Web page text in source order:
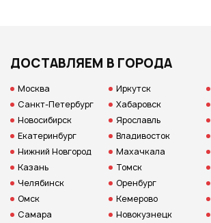
ДОСТАВЛЯЕМ В ГОРОДА
Москва
Санкт-Петербург
Новосибирск
Екатеринбург
Нижний Новгород
Казань
Челябинск
Омск
Самара
Иркутск
Хабаровск
Ярославль
Владивосток
Махачкала
Томск
Оренбург
Кемерово
Новокузнецк